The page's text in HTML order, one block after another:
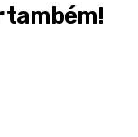
também!